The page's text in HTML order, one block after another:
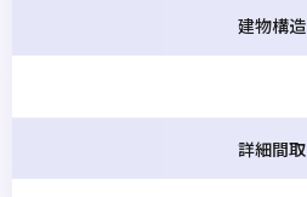
建物構造
詳細間取